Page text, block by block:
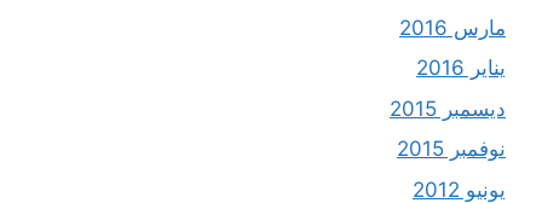
مارس 2016
يناير 2016
ديسمبر 2015
نوفمبر 2015
يونيو 2012